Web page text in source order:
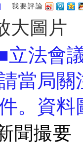
我要評論
大圖片
立法會
當局關
。資料
聞撮要